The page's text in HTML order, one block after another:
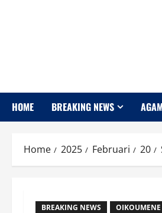
HOME BREAKING NEWS
Home 2025 Februari 20
BREAKING NEWS OIKOUMENE